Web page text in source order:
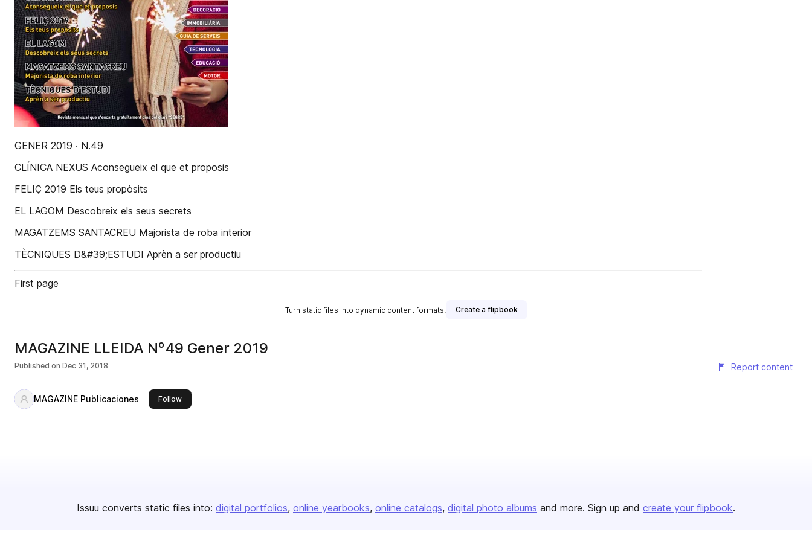
GENER 2019 · N.49
CLÍNICA NEXUS Aconsegueix el que et proposis
FELIÇ 2019 Els teus propòsits
EL LAGOM Descobreix els seus secrets
MAGATZEMS SANTACREU Majorista de roba interior
TÈCNIQUES D&#39;ESTUDI Aprèn a ser productiu
First page
Turn static files into dynamic content formats. Create a flipbook
MAGAZINE LLEIDA Nº49 Gener 2019
Published on Dec 31, 2018 Report content
MAGAZINE Publicaciones Followthis publisher
Issuu converts static files into: digital portfolios online yearbooks online catalogs digital photo albums and more. Sign up and create your flipbook.